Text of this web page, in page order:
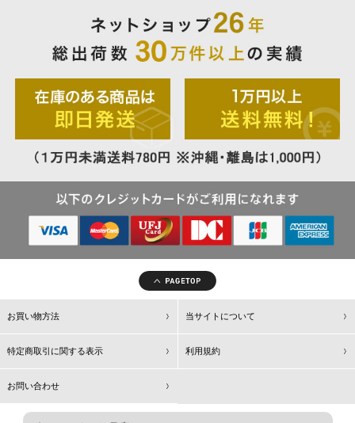
お買い物方法 当サイトについて
特定商取引に関する表示 利用規約
お問い合わせ